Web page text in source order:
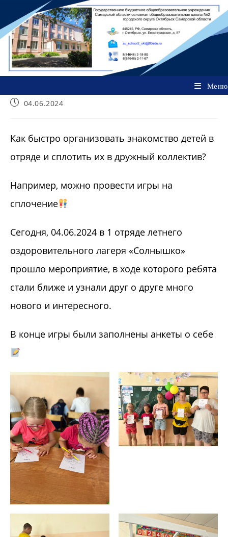
содержимому
Меню
Запись04.06.2024
Как быстро организовать знакомство детей в
отряде и сплотить их в дружный коллектив?
Например, можно провести игры на
сплочение
Сегодня, 04.06.2024 в 1 отряде летнего
оздоровительного лагеря «Солнышко»
прошло мероприятие, в ходе которого ребята
стали ближе и узнали друг о друге много
нового и интересного.
В конце игры были заполнены анкеты о себе